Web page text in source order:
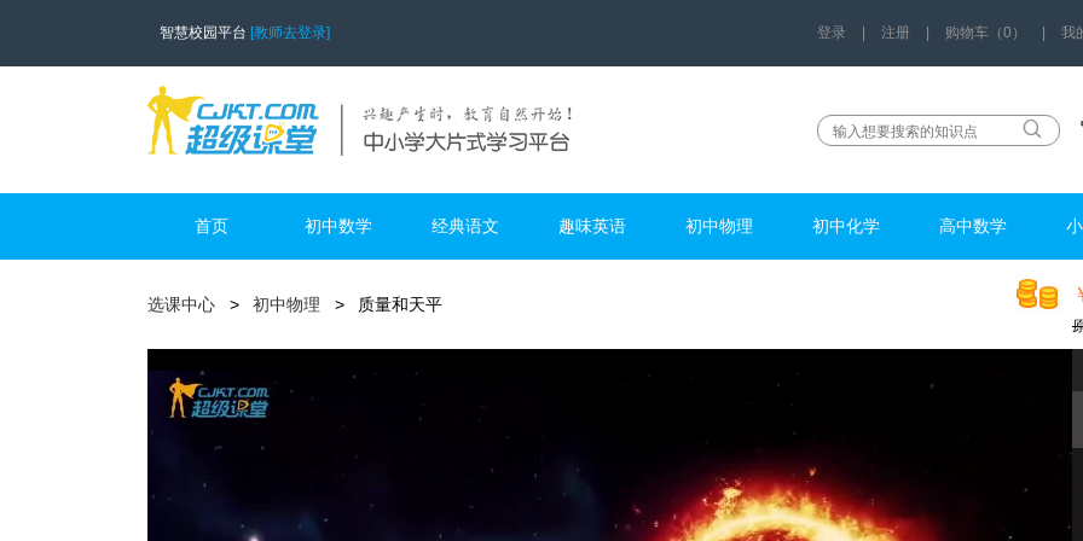
智慧校园平台 [教师去登录] 登录 注册 购物车（0） 我
首页 初中数学 经典语文 趣味英语 初中物理 初中化学 高中数学
选课中心 初中物理 质量和天平